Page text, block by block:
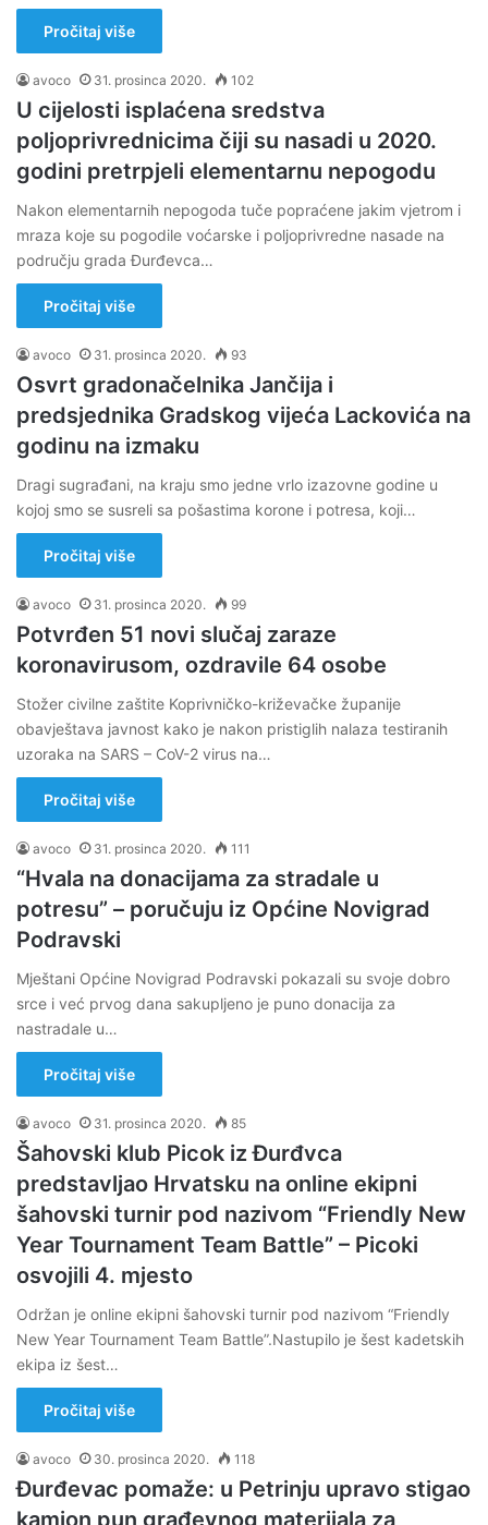
Pročitaj više
avoco 31. prosinca 2020. 102
U cijelosti isplaćena sredstva
poljoprivrednicima čiji su nasadi u 2020.
godini pretrpjeli elementarnu nepogodu
Nakon elementarnih nepogoda tuče popraćene jakim vjetrom i
mraza koje su pogodile voćarske i poljoprivredne nasade na
području grada Đurđevca…
Pročitaj više
avoco 31. prosinca 2020. 93
Osvrt gradonačelnika Jančija i
predsjednika Gradskog vijeća Lackovića na
godinu na izmaku
Dragi sugrađani, na kraju smo jedne vrlo izazovne godine u
kojoj smo se susreli sa pošastima korone i potresa, koji…
Pročitaj više
avoco 31. prosinca 2020. 99
Potvrđen 51 novi slučaj zaraze
koronavirusom, ozdravile 64 osobe
Stožer civilne zaštite Koprivničko-križevačke županije
obavještava javnost kako je nakon pristiglih nalaza testiranih
uzoraka na SARS – CoV-2 virus na…
Pročitaj više
avoco 31. prosinca 2020. 111
“Hvala na donacijama za stradale u
potresu” – poručuju iz Općine Novigrad
Podravski
Mještani Općine Novigrad Podravski pokazali su svoje dobro
srce i već prvog dana sakupljeno je puno donacija za
nastradale u…
Pročitaj više
avoco 31. prosinca 2020. 85
Šahovski klub Picok iz Đurđvca
predstavljao Hrvatsku na online ekipni
šahovski turnir pod nazivom “Friendly New
Year Tournament Team Battle” – Picoki
osvojili 4. mjesto
Održan je online ekipni šahovski turnir pod nazivom “Friendly
New Year Tournament Team Battle”.Nastupilo je šest kadetskih
ekipa iz šest…
Pročitaj više
avoco 30. prosinca 2020. 118
Đurđevac pomaže: u Petrinju upravo stigao
kamion pun građevnog materijala za